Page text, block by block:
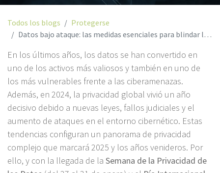
Todos los blogs
Protegerse
Datos bajo ataque: las medidas esenciales para blindar la información en 2025
En los últimos años, los datos se han convertido en
uno de los activos más valiosos y también en uno de
los más vulnerables frente a las ciberamenazas.
Además, en 2024, la privacidad global vivió un año
decisivo debido a nuevas leyes, fallos judiciales y el
aumento de ataques en el entorno cibernético. Estas
tendencias configuran un panorama de privacidad
complejo que marcará 2025 y los años venideros. Por
ello, y con la llegada de la Semana de la Privacidad de